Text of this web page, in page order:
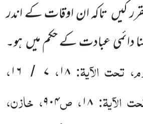
کیں تاکہ ان اوقات کے اندر
دائمی عبادت کے حکم میں ہو۔
تحت الآیۃ:۱۸، ۷ / ۱۶،
الآیۃ: ۱۸، ص۹۰۴، خازن،